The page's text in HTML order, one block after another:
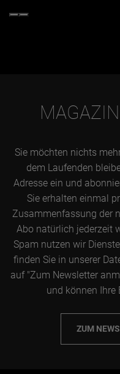
Sie möchten nichts
dem Laufenden
Adresse ein und
Sie erhalten einmal
Zusammenfassung der
Abo natürlich jederzeit
Spam nutzen wir
finden Sie in unserer
auf "Zum Newsletter
und können Ihre
ZUM